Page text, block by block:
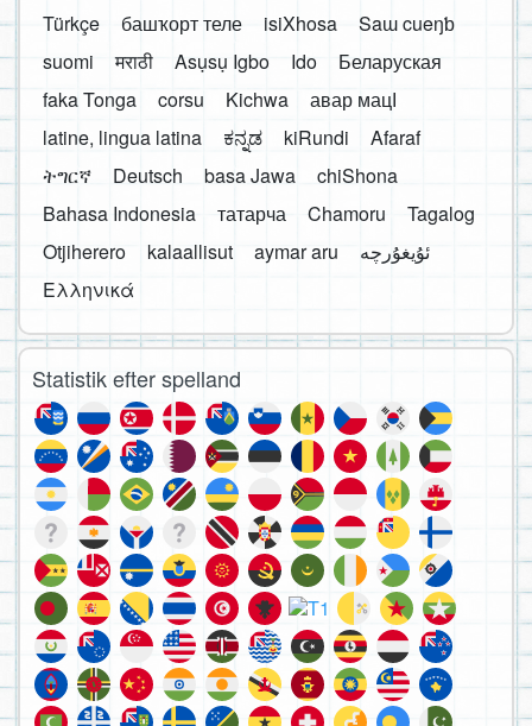
Türkçe
башҡорт теле isiXhosa
Saɯ cueŋƅ
suomi
मराठी Asụsụ Igbo Ido
Беларуская
faka Tonga
corsu Kichwa
авар мацӀ
latine, lingua latina
ಕನ್ನಡ kiRundi
Afaraf
ትግርኛ
Deutsch basa Jawa
chiShona
Bahasa Indonesia
татарча Chamoru
Tagalog
Otjiherero
kalaallisut aymar aru
Ελληνικά
Statistik efter spelland